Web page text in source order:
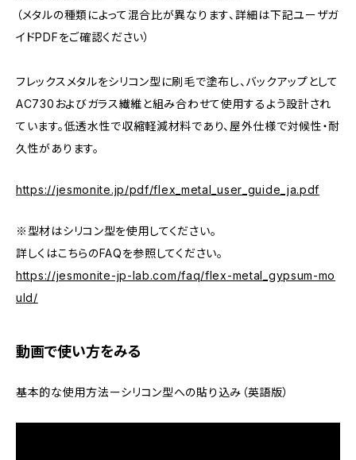
（メタルの種類によって混合比が異なります、詳細は下記ユーザガ
イドPDFをご確認ください）
フレックスメタルをシリコン型に刷毛で塗布し、バックアップとして
AC730およびガラス繊維と組み合わせて使用するよう設計され
ています。低透水性で収縮軽減材料であり、屋外仕様で対候性・耐
久性があります。
https://jesmonite.jp/pdf/flex_metal_user_guide_ja.pdf
※型材はシリコン型を使用してください。
詳しくはこちらのFAQを参照してください。
https://jesmonite-jp-lab.com/faq/flex-metal_gypsum-mo
uld/
動画で使い方をみる
基本的な使用方法ーシリコン型への貼り込み（英語版）